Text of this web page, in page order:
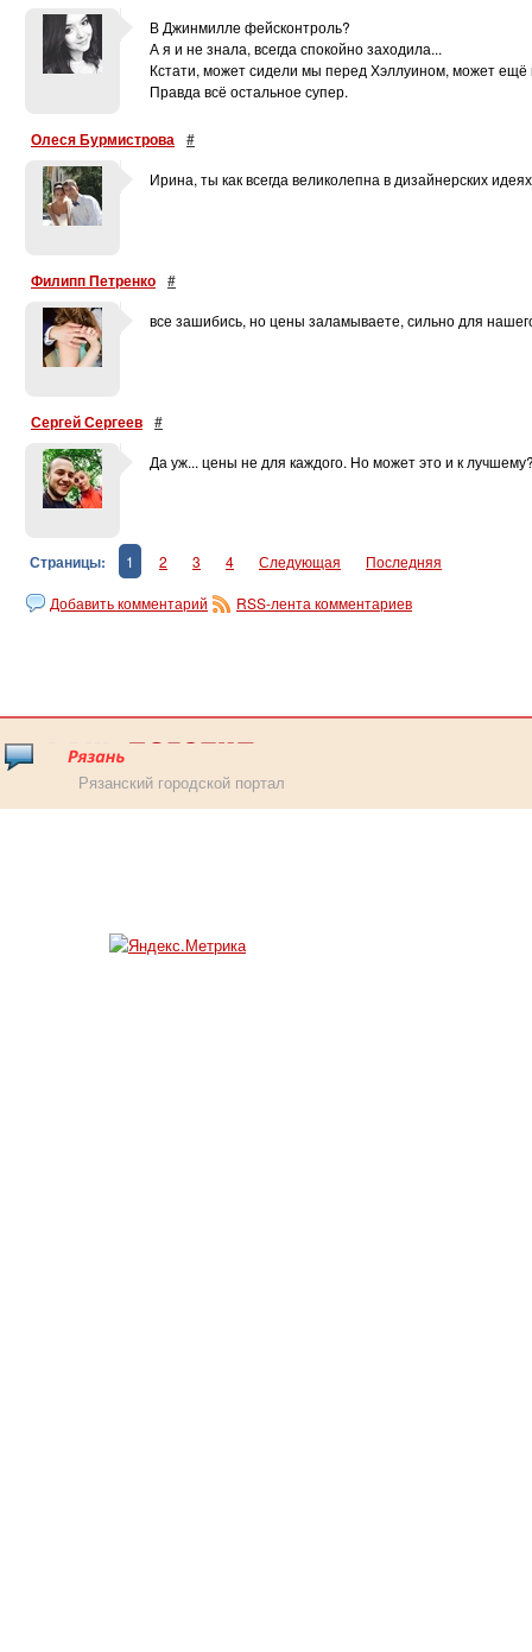
В Джинмилле фейсконтроль?
А я и не знала, всегда спокойно заходила...
Кстати, может сидели мы перед Хэллуином, может
Правда всё остальное супер.
Олеся Бурмистрова #
Ирина, ты как всегда великолепна в дизайнерских
Филипп Петренко #
все зашибись, но цены заламываете, сильно для
Сергей Сергеев #
Да уж... цены не для каждого. Но может это и к
Страницы: 1 2 3 4 Следующая Последняя
Добавить комментарий RSS-лента комментариев
Рязанский городской портал